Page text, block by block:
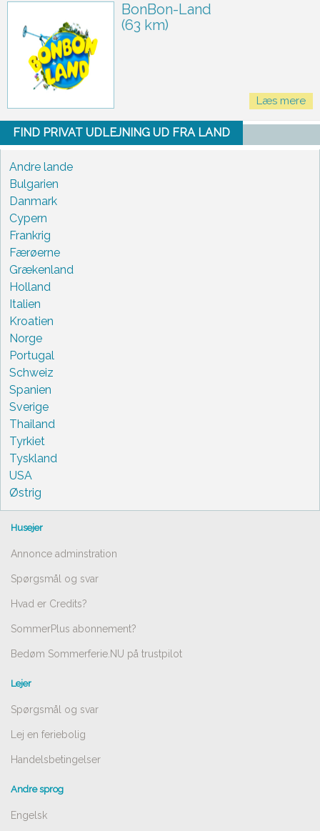
BonBon-Land
(63 km)
Læs mere
FIND PRIVAT UDLEJNING UD FRA LAND
Andre lande
Bulgarien
Danmark
Cypern
Frankrig
Færøerne
Grækenland
Holland
Italien
Kroatien
Norge
Portugal
Schweiz
Spanien
Sverige
Thailand
Tyrkiet
Tyskland
USA
Østrig
Husejer
Annonce adminstration
Spørgsmål og svar
Hvad er Credits?
SommerPlus abonnement?
Bedøm Sommerferie.NU på trustpilot
Lejer
Spørgsmål og svar
Lej en feriebolig
Handelsbetingelser
Andre sprog
Engelsk